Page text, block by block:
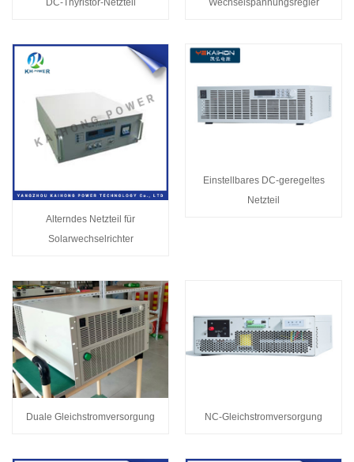
DC-Thyristor-Netzteil Wechselspannungsregler
Alterndes Netzteil für
Solarwechselrichter
Einstellbares DC-geregeltes
Netzteil
Duale Gleichstromversorgung NC-Gleichstromversorgung